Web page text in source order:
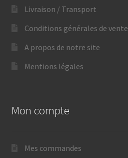
Livraison / Transport
Conditions générales de vente
A propos de notre site
Mentions légales
Mon compte
Mes commandes